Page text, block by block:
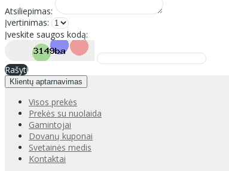
Atsiliepimas:
Įvertinimas:
Įveskite saugos kodą:
Rašyti
Klientų aptarnavimas
Visos prekės
Prekės su nuolaida
Gamintojai
Dovanų kuponai
Svetainės medis
Kontaktai